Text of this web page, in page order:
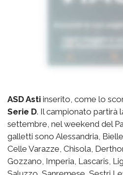
ASD Asti inserito, come lo
Serie D. Il campionato partirà
settembre, nel weekend del
galletti sono Alessandria,
Celle Varazze, Chisola,
Gozzano, Imperia, Lascaris,